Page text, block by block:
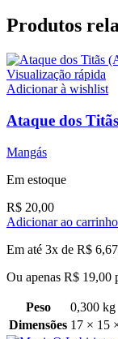
Produtos
Visualização rápida
Adicionar à wishlist
Ataque dos
Mangás
Em estoque
R$ 20,00
Adicionar ao carrinho
Em até 3x de R$ 6,67
Ou apenas R$ 19,00
Peso
0,300 kg
Dimensões 17 × 15